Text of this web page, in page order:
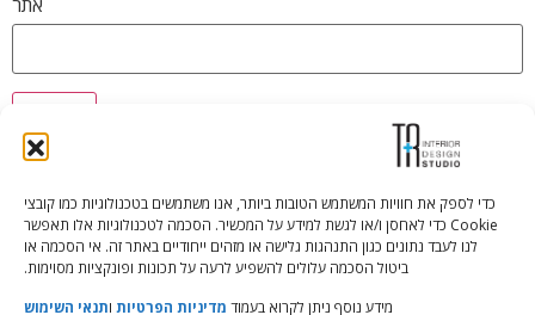
כדי לספק את חוויות המשתמש הטובות ביותר, אנו משתמשים בטכנולוגיות כמו קובצי
Cookie כדי לאחסן ו/או לגשת למידע על המכשיר. הסכמה לטכנולוגיות אלו תאפשר
לנו לעבד נתונים כגון התנהגות גלישה או מזהים ייחודיים באתר זה. אי הסכמה או
ביטול הסכמה עלולים להשפיע לרעה על תכונות ופונקציות מסוימות.
מידע נוסף ניתן לקרוא בעמוד מדיניות הפרטיות ותנאי השימוש
Tali Shenfeld:052.620.2446
tali@TRstudio.co.il